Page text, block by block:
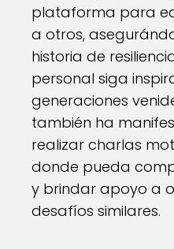
plataforma para
a otros,
historia de
personal siga
generaciones
también ha
realizar charlas
donde pueda
y brindar apoyo a
desafíos similares.